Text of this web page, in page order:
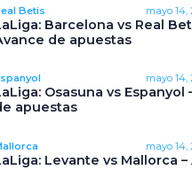
Betis mayo 14,
Barcelona vs Real
de apuestas
mayo 14,
Osasuna vs Espanyol
apuestas
mayo 14,
Levante vs Mallorca –